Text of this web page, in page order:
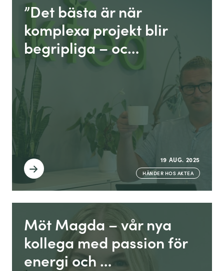
”Det bästa är när
komplexa projekt blir
begripliga – oc…
19 AUG. 2025
HÄNDER HOS AKTEA
Möt Magda – vår nya
kollega med passion för
energi och …